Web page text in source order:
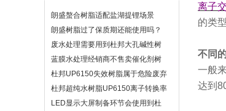
朗盛螯合树脂适配盐湖提锂场景
吗？
朗盛树脂过了保质期还能使用吗？
废水处理需要用到杜邦大孔碱性树
脂？
蓝膜水处理经销商不售卖催化剂树
脂
杜邦UP6150失效树脂属于危险废弃
物吗？
杜邦超纯水树脂UP6150离子转换率
高吗？
LED显示大屏制备环节会使用到杜
离子
的类
不同
一般
达到